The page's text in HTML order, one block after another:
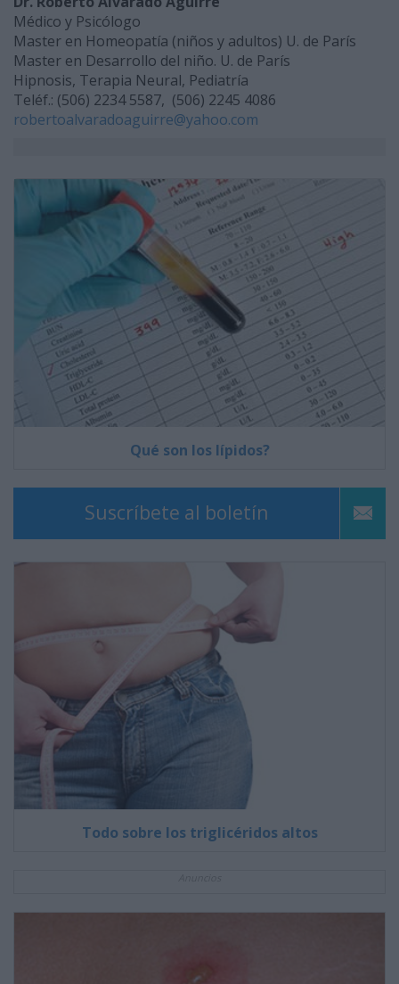
Médico y Psicólogo
Master en Homeopatía (niños y adultos) U. de París
Master en Desarrollo del niño. U. de París
Hipnosis, Terapia Neural, Pediatría
Teléf.: (506) 2234 5587, (506) 2245 4086
robertoalvaradoaguirre@yahoo.com
Qué son los lípidos?
Suscríbete al boletín
Todo sobre los triglicéridos altos